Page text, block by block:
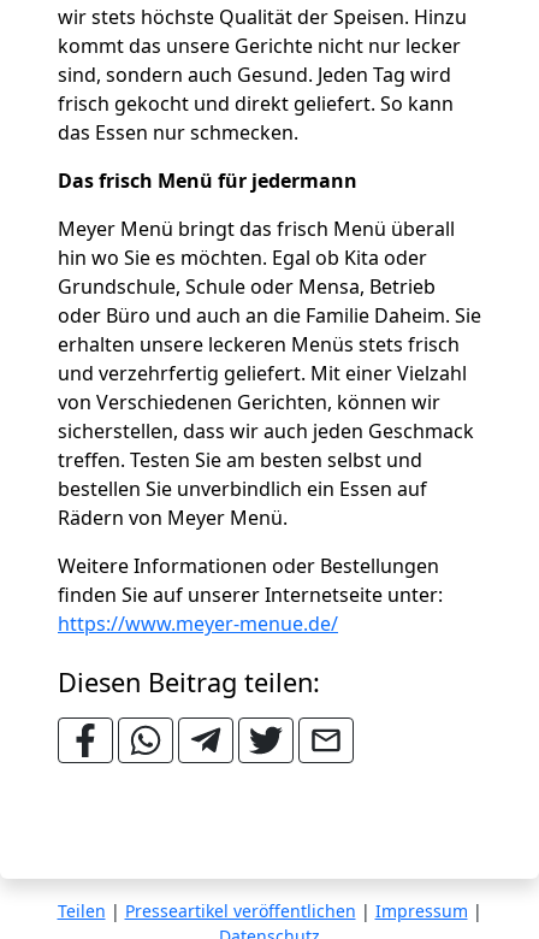
wir stets höchste Qualität der Speisen. Hinzu
kommt das unsere Gerichte nicht nur lecker
sind, sondern auch Gesund. Jeden Tag wird
frisch gekocht und direkt geliefert. So kann
das Essen nur schmecken.
Das frisch Menü für jedermann
Meyer Menü bringt das frisch Menü überall
hin wo Sie es möchten. Egal ob Kita oder
Grundschule, Schule oder Mensa, Betrieb
oder Büro und auch an die Familie Daheim. Sie
erhalten unsere leckeren Menüs stets frisch
und verzehrfertig geliefert. Mit einer Vielzahl
von Verschiedenen Gerichten, können wir
sicherstellen, dass wir auch jeden Geschmack
treffen. Testen Sie am besten selbst und
bestellen Sie unverbindlich ein Essen auf
Rädern von Meyer Menü.
Weitere Informationen oder Bestellungen
finden Sie auf unserer Internetseite unter:
https://www.meyer-menue.de/
Diesen Beitrag teilen:
Teilen | Presseartikel veröffentlichen | Impressum |